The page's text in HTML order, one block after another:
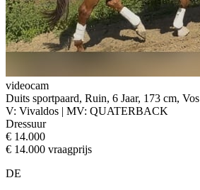
videocam
Duits sportpaard, Ruin, 6 Jaar, 173 cm, Vos
V: Vivaldos | MV: QUATERBACK
Dressuur
€ 14.000
€ 14.000 vraagprijs
DE